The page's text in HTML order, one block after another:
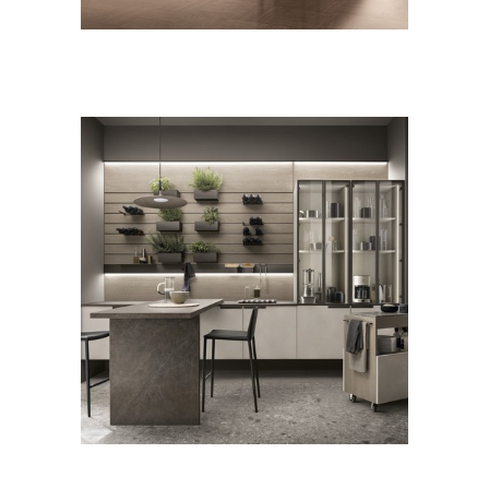
CUCINE MODERNO
Mia